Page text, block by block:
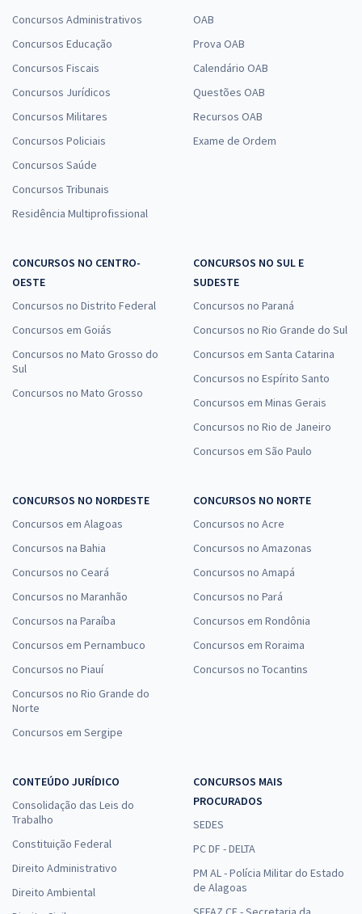
Concursos Administrativos
Concursos Educação
Concursos Fiscais
Concursos Jurídicos
Concursos Militares
Concursos Policiais
Concursos Saúde
Concursos Tribunais
Residência Multiprofissional
OAB
Prova OAB
Calendário OAB
Questões OAB
Recursos OAB
Exame de Ordem
CONCURSOS NO CENTRO-
OESTE
Concursos no Distrito Federal
Concursos em Goiás
Concursos no Mato Grosso do
Sul
Concursos no Mato Grosso
CONCURSOS NO SUL E
SUDESTE
Concursos no Paraná
Concursos no Rio Grande do Sul
Concursos em Santa Catarina
Concursos no Espírito Santo
Concursos em Minas Gerais
Concursos no Rio de Janeiro
Concursos em São Paulo
CONCURSOS NO NORDESTE
Concursos em Alagoas
Concursos na Bahia
Concursos no Ceará
Concursos no Maranhão
Concursos na Paraíba
Concursos em Pernambuco
Concursos no Piauí
Concursos no Rio Grande do
Norte
Concursos em Sergipe
CONCURSOS NO NORTE
Concursos no Acre
Concursos no Amazonas
Concursos no Amapá
Concursos no Pará
Concursos em Rondônia
Concursos em Roraima
Concursos no Tocantins
CONTEÚDO JURÍDICO
Consolidação das Leis do
Trabalho
Constituição Federal
Direito Administrativo
Direito Ambiental
CONCURSOS MAIS
PROCURADOS
SEDES
PC DF - DELTA
PM AL - Polícia Militar do Estado
de Alagoas